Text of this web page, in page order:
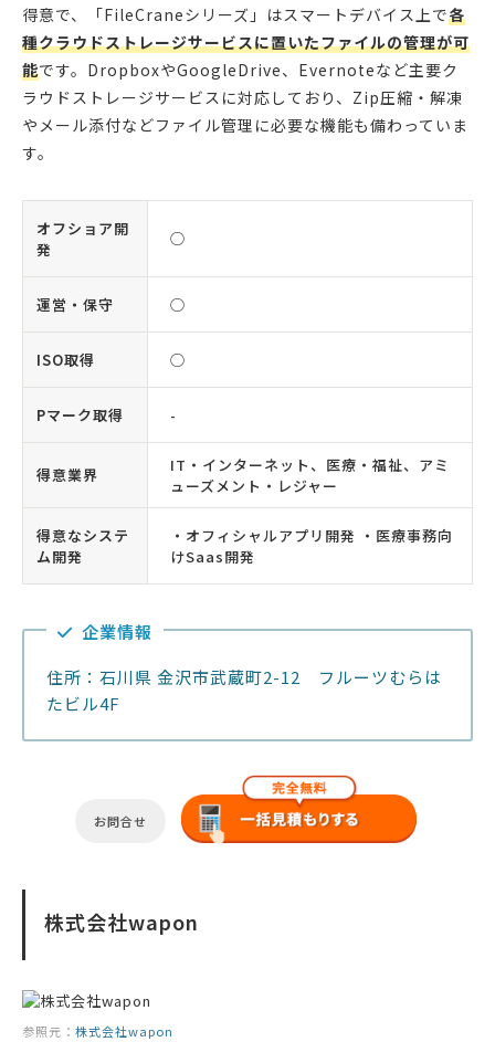
得意で、「FileCraneシリーズ」はスマートデバイス上で各
種クラウドストレージサービスに置いたファイルの管理が可
能です。DropboxやGoogleDrive、Evernoteなど主要ク
ラウドストレージサービスに対応しており、Zip圧縮・解凍
やメール添付などファイル管理に必要な機能も備わっていま
す。
オフショア開
発
◯
運営・保守 ◯
ISO取得 ◯
Pマーク取得 -
得意業界
IT・インターネット、医療・福祉、アミ
ューズメント・レジャー
得意なシステ
ム開発
・オフィシャルアプリ開発 ・医療事務向
けSaas開発
企業情報
住所：石川県 金沢市武蔵町2-12 フルーツむらは
たビル4F
お問合せ
株式会社wapon
参照元： 株式会社wapon